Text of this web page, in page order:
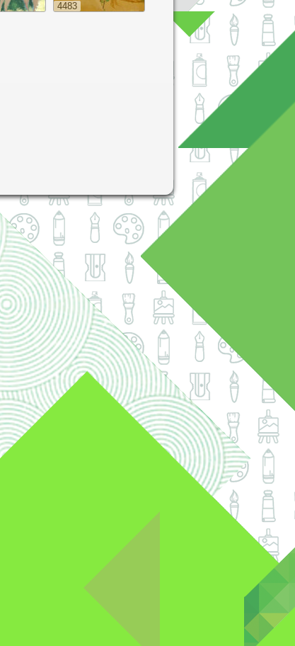
4483